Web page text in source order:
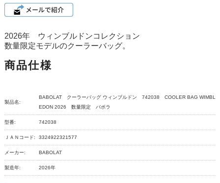
2026年 ウィンブルドンコレクション
数量限定モデルのクーラーバッグ。
商品仕様
製品名:
BABOLAT クーラーバッグ ウィンブルドン 742038 COOLER BAG WIMBL
EDON 2026 数量限定 バボラ
型番: 742038
ＪＡＮコード: 3324922321577
メーカー: BABOLAT
製造年: 2026年